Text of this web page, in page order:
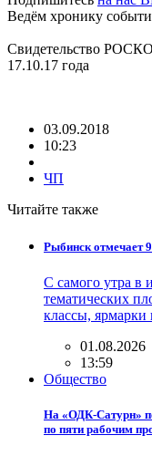
Ведём хронику
Свидетельство
17.10.17 года
03.09.2018
10:23
ЧП
Читайте также
Рыбинск отмечает
С самого утра в
тематических
классы,
01.08.2026
13:59
Общество
На «ОДК-Сатурн»
по пяти рабочим